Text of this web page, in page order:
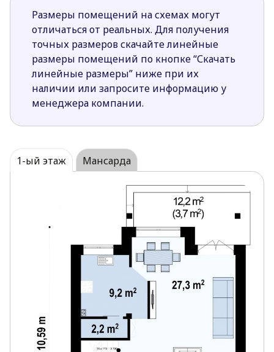
отдыха, хотя отказавшись от стенной
перегородки в гостиной ее можно сделать
полностью открытой.
Крытая терраса даст возможность приготовить
шашлык или барбекю в любую погоду,
позволит комфортнее организовать
пространство вокруг дома.
Эркер в обеденной зоне выделяет столовую в
Отсутствие окон в боковых стенах дома дает
возможность разместить дом на участке
земли меньшего размера.
Ванная комната расположенная вместе с
прачечной и котельной поможет удобно
организовать хозяйственный быт.
Кладовая с доступом из кухни предоставит
быстрый доступ к кухонной технике или
Дополнительная комната на первом этаже
сделает его ежедневное использование
комфортнее и функциональнее.
Две спальни мансарды имеют выход на балкон
с видом на сад.
Размеры помещений на схемах могут
отличаться от реальных. Для получения
точных размеров скачайте линейные
размеры помещений по кнопке “Скачать
линейные размеры” ниже при их
наличии или запросите информацию у
менеджера компании.
1-ый этаж Мансарда